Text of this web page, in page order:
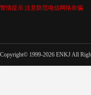
警情提示:注意防范电信网络诈骗
Copyright© 1999-2026 ENKJ All